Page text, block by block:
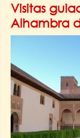
Visitas
Alhambra